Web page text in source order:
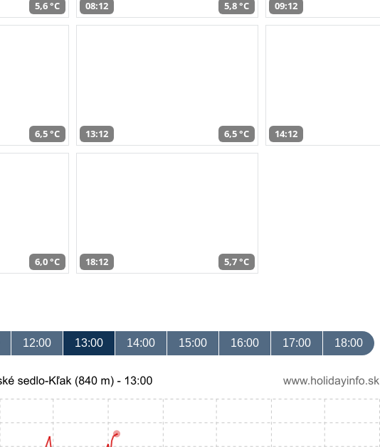
5,6 °C 08:12 5,8 °C 09:12
6,5 °C 13:12 6,5 °C 14:12
6,0 °C 18:12 5,7 °C
12:00 13:00 14:00 15:00 16:00 17:00 18:00